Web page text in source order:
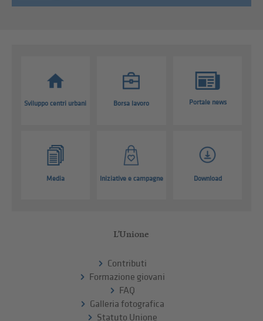
Sviluppo centri urbani Borsa lavoro Portale news
Media Iniziative e campagne Download
L'Unione
Contributi
Formazione giovani
FAQ
Galleria fotografica
Statuto Unione